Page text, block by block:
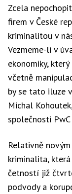
Zcela
firem v České
kriminalitou v
Vezmeme-li v
ekonomiky,
včetně
by se tato iluze
Michal
společnosti PwC
Relativně
kriminalita,
četností již
podvody a